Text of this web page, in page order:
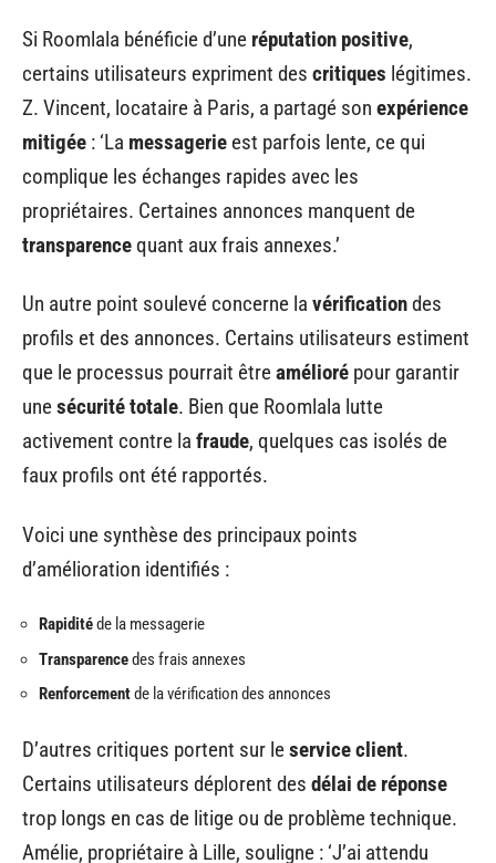
Si Roomlala bénéficie d’une réputation positive,
certains utilisateurs expriment des critiques légitimes.
Z. Vincent, locataire à Paris, a partagé son expérience
mitigée : ‘La messagerie est parfois lente, ce qui
complique les échanges rapides avec les
propriétaires. Certaines annonces manquent de
transparencequant aux frais annexes.’
Un autre point soulevé concerne la vérificationdes
profils et des annonces. Certains utilisateurs estiment
que le processus pourrait êtreamélioré pour garantir
unesécurité totale. Bien que Roomlala lutte
activement contre la fraude, quelques cas isolés de
faux profils ont été rapportés.
Voici une synthèse des principaux points
d’amélioration identifiés :
Rapiditéde la messagerie
Transparencedes frais annexes
Renforcementde la vérification des annonces
D’autres critiques portent sur leservice client.
Certains utilisateurs déplorent des délai de réponse
trop longs en cas de litige ou de problème technique.
Amélie, propriétaire à Lille, souligne : ‘J’ai attendu